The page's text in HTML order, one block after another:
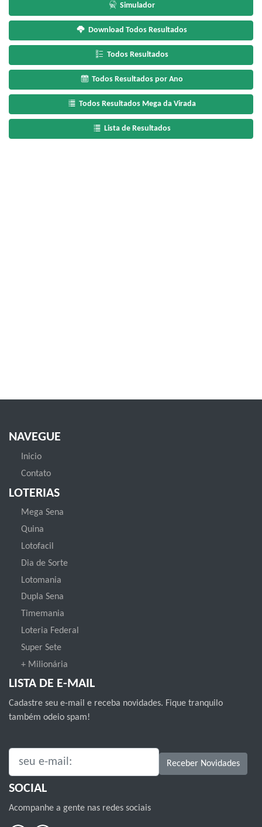
Simulador
Download Todos Resultados
Todos Resultados
Todos Resultados por Ano
Todos Resultados Mega da Virada
Lista de Resultados
NAVEGUE
Inicio
Contato
LOTERIAS
Mega Sena
Quina
Lotofacil
Dia de Sorte
Lotomania
Dupla Sena
Timemania
Loteria Federal
Super Sete
+ Milionária
LISTA DE E-MAIL
Cadastre seu e-mail e receba novidades. Fique tranquilo
também odeio spam!
SEU E-MAIL: Receber Novidades
SOCIAL
Acompanhe a gente nas redes sociais